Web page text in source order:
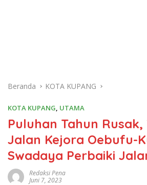
Beranda KOTA KUPANG
KOTA KUPANG, UTAMA
Puluhan Tahun
Jalan Kejora Oebufu-
Swadaya Perbaiki
Redaksi Pena
Juni 7, 2023